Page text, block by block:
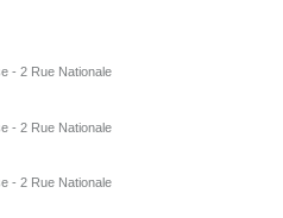
- 2 Rue Nationale
- 2 Rue Nationale
- 2 Rue Nationale